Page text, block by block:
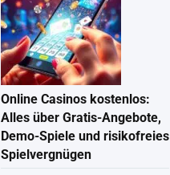
Online Casinos kostenlos:
Alles über Gratis-Angebote,
Demo-Spiele und risikofreies
Spielvergnügen